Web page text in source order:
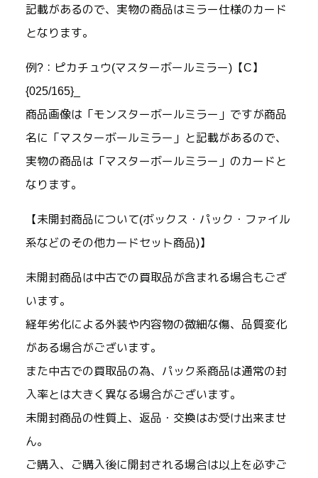
記載があるので、実物の商品はミラー仕様のカード
となります。
例?：ピカチュウ(マスターボールミラー)【C】
{025/165}_
商品画像は「モンスターボールミラー」ですが商品
名に「マスターボールミラー」と記載があるので、
実物の商品は「マスターボールミラー」のカードと
なります。
【未開封商品について(ボックス・パック・ファイル
系などのその他カードセット商品)】
未開封商品は中古での買取品が含まれる場合もござ
います。
経年劣化による外装や内容物の微細な傷、品質変化
がある場合がございます。
また中古での買取品の為、パック系商品は通常の封
入率とは大きく異なる場合がございます。
未開封商品の性質上、返品・交換はお受け出来ませ
ん。
ご購入、ご購入後に開封される場合は以上を必ずご